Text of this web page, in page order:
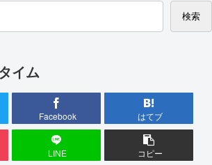
検索
イム
Facebook はてブ
LINE コピー